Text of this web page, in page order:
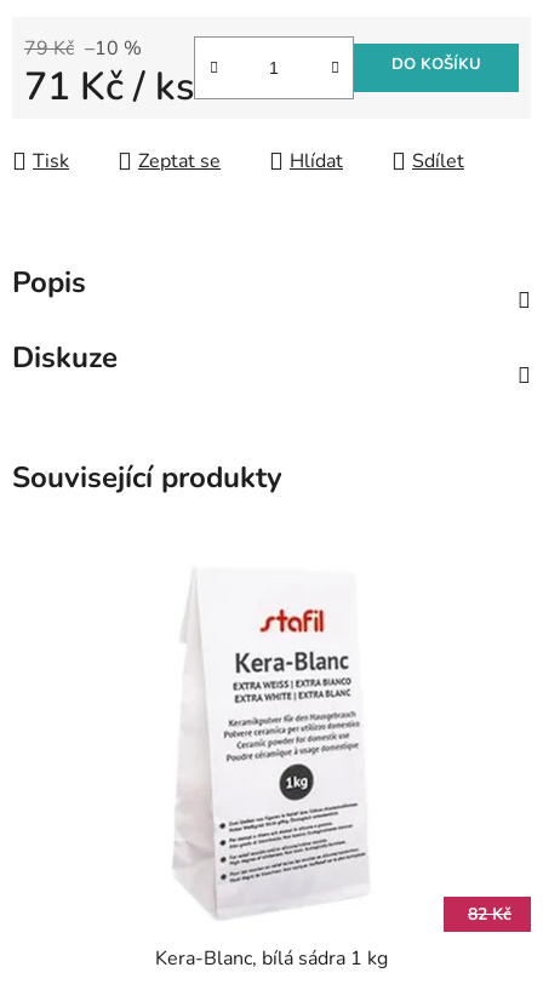
79 Kč –10 %
71 Kč/ ks DO KOŠÍKU
Tisk Zeptat se Hlídat Sdílet
Popis
Diskuze
Související produkty
82 Kč
Kera-Blanc, bílá sádra 1 kg